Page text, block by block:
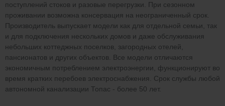
поступлений стоков и разовые перегрузки. При сезонном
проживании возможна консервация на неограниченный срок.
Производитель выпускает модели как для отдельной семьи, так
и для подключения нескольких домов и даже обслуживания
небольших коттеджных поселков, загородных отелей,
пансионатов и других объектов. Все модели отличаются
экономичным потреблением электроэнергии, функционируют во
время кратких перебоев электроснабжения. Срок службы любой
автономной канализации Топас - более 50 лет.